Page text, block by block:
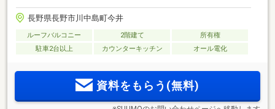
長野県長野市川中島町今井
ルーフバルコニー 2階建て
所有権
駐車2台以上
カウンターキッチン オール電化
資料をもらう(無料)